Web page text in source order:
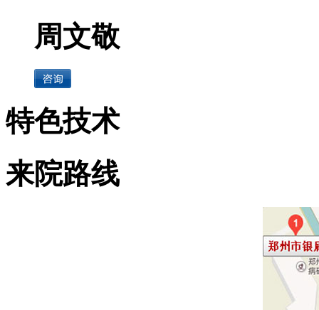
周文敬
特色技术
来院路线